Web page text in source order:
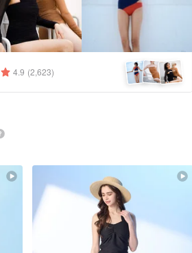
4.9 (2,623)